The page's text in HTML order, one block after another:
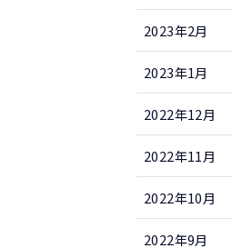
2023年2月
2023年1月
2022年12月
2022年11月
2022年10月
2022年9月